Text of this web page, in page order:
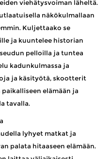
viehätysvoiman läheltä.
näkökulmallaan
Kuljettaako se
ja kuuntelee historian
pelloilla ja tuntea
kadunkulmassa ja
ja käsityötä, skootterit
elämään ja
tavalla.
lyhyet matkat ja
palata hitaaseen elämään.